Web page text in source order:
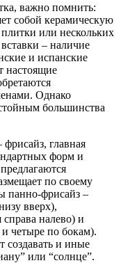
важно помнить:
собой керамическую
или нескольких
– наличие
и испанские
настоящие
Однако
большинства
главная
форм и
по своему
панно-фрисайз –
вверх),
справа налево) и
и четыре по бокам).
создавать и иные
или “солнце”.